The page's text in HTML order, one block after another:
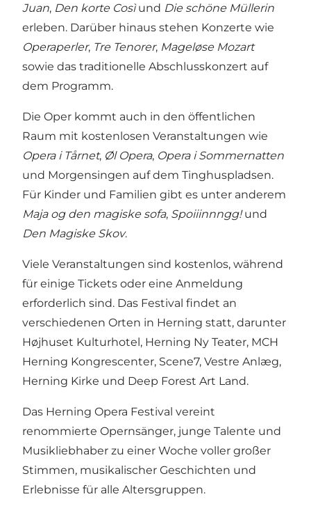
Juan, Den korte Cosìund Die schöne Müllerin
erleben. Darüber hinaus stehen Konzerte wie
Operaperler, Tre Tenorer, Mageløse Mozart
sowie das traditionelle Abschlusskonzert auf
dem Programm.
Die Oper kommt auch in den öffentlichen
Raum mit kostenlosen Veranstaltungen wie
Opera i Tårnet, Øl Opera, Opera i Sommernatten
und Morgensingen auf dem Tinghuspladsen.
Für Kinder und Familien gibt es unter anderem
Maja og den magiske sofa, Spoiiinnngg!und
Den Magiske Skov.
Viele Veranstaltungen sind kostenlos, während
für einige Tickets oder eine Anmeldung
erforderlich sind. Das Festival findet an
verschiedenen Orten in Herning statt, darunter
Højhuset Kulturhotel, Herning Ny Teater, MCH
Herning Kongrescenter, Scene7, Vestre Anlæg,
Herning Kirke und Deep Forest Art Land.
Das Herning Opera Festival vereint
renommierte Opernsänger, junge Talente und
Musikliebhaber zu einer Woche voller großer
Stimmen, musikalischer Geschichten und
Erlebnisse für alle Altersgruppen.